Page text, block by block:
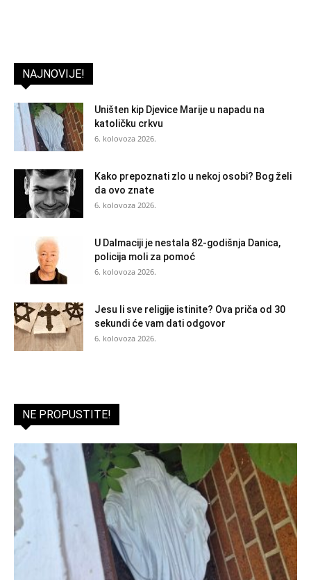
NAJNOVIJE!
Uništen kip Djevice Marije u napadu na
katoličku crkvu
6. kolovoza 2026.
Kako prepoznati zlo u nekoj osobi? Bog želi
da ovo znate
6. kolovoza 2026.
U Dalmaciji je nestala 82-godišnja Danica,
policija moli za pomoć
6. kolovoza 2026.
Jesu li sve religije istinite? Ova priča od 30
sekundi će vam dati odgovor
6. kolovoza 2026.
NE PROPUSTITE!